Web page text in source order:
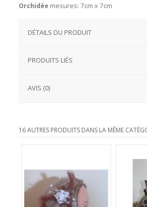
Orchidée mesures: 7cm x 7cm
DÉTAILS DU PRODUIT
PRODUITS LIÉS
AVIS (0)
16 AUTRES PRODUITS DANS LA MÊME